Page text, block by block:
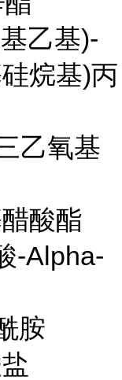
乙基)-
烷基)丙
乙氧基
酸酯
-Alpha-
胺